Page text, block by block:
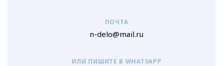
ПОЧТА
n-delo@mail.ru
ИЛИ ПИШИТЕ В WHATSAPP